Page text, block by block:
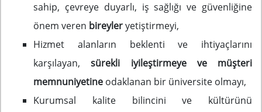
sahip, çevreye duyarlı, iş sağlığı ve güvenliğine
önem veren bireyleryetiştirmeyi,
Hizmet alanların beklenti ve ihtiyaçlarını
karşılayan,sürekli iyileştirmeye ve müşteri
memnuniyetine odaklanan bir üniversite olmayı,
Kurumsal kalite bilincini ve kültürünü